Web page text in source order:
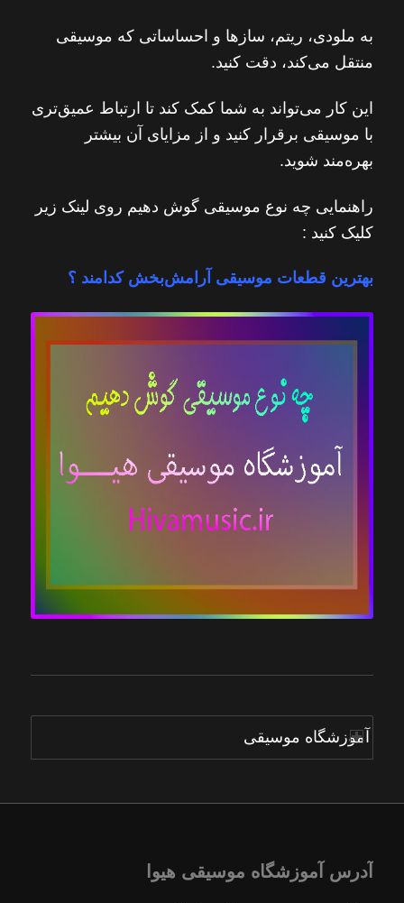
به ملودی، ریتم، سازها و احساساتی که موسیقی
منتقل می‌کند، دقت کنید.
این کار می‌تواند به شما کمک کند تا ارتباط عمیق‌تری
با موسیقی برقرار کنید و از مزایای آن بیشتر
بهره‌مند شوید.
راهنمایی چه نوع موسیقی گوش دهیم روی لینک زیر
کلیک کنید :
بهترین قطعات موسیقی آرامش‌بخش کدامند ؟
آموزشگاه موسیقی
آدرس آموزشگاه موسیقی هیوا